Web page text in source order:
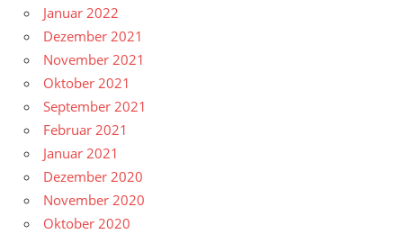
Januar 2022
Dezember 2021
November 2021
Oktober 2021
September 2021
Februar 2021
Januar 2021
Dezember 2020
November 2020
Oktober 2020